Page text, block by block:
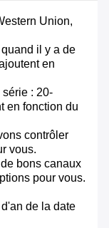
Union,
il y a de
en
: 20-
en fonction du
contrôler
vous.
bons canaux
pour vous.
de la date